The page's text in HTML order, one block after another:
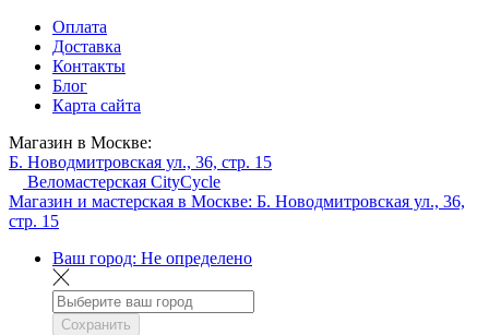
Оплата
Доставка
Контакты
Блог
Карта сайта
Магазин в Москве:
Б. Новодмитровская ул., 36, стр. 15
Веломастерская CityCycle
Магазин и мастерская в Москве: Б. Новодмитровская ул., 36,
стр. 15
Ваш город: Не определено
Сохранить